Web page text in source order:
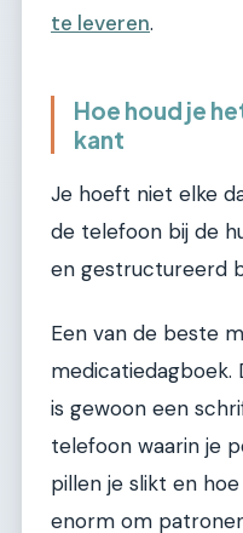
te leveren.
Hoe houd je
kant
Je hoeft niet elke
de telefoon bij de
en gestructureerd
Een van de beste
medicatiedagboek.
is gewoon een
telefoon waarin je
pillen je slikt en
enorm om